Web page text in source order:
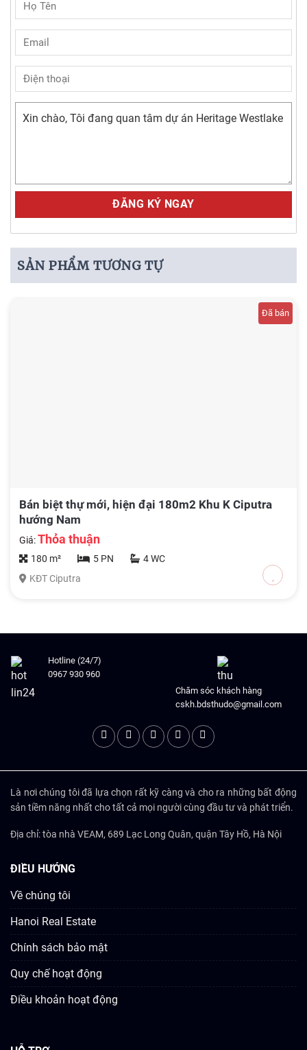
SẢN PHẨM TƯƠNG TỰ
Đã bán
Bán biệt thự mới, hiện đại 180m2 Khu K Ciputra
hướng Nam
Giá:Thỏa thuận
180 m² 5 PN
4 WC
KĐT Ciputra
Hotline (24/7)
0967 930 960
Chăm sóc khách hàng
cskh.bdsthudo@gmail.com
Là nơi chúng tôi đã lựa chọn rất kỹ càng và cho ra những bất động
sản tiềm năng nhất cho tất cả mọi người cùng đầu tư và phát triển.
Địa chỉ: tòa nhà VEAM, 689 Lạc Long Quân, quận Tây Hồ, Hà Nội
ĐIỀU HƯỚNG
Về chúng tôi
Hanoi Real Estate
Chính sách bảo mật
Quy chế hoạt động
Điều khoản hoạt động